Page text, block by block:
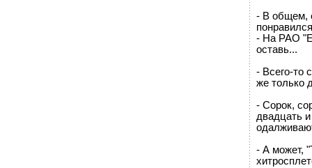
- В общем,
- На РАО
оставь...
- Всего-то
же только
- Сорок,
двадцать
- А может,